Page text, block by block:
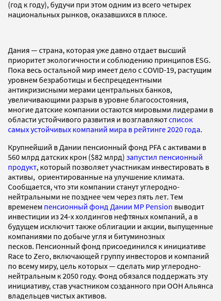
(год к году), будучи при этом одним из всего четырех
национальных рынков, оказавшихся в плюсе.
Дания — страна, которая уже давно отдает высший
приоритет экологичности и соблюдению принципов ESG.
Пока весь остальной мир имеет дело с COVID-19, растущим
уровнем безработицы и беспрецедентными
антикризисными мерами центральных банков,
увеличивающими разрыв в уровне благосостояния,
многие датские компании остаются мировыми лидерами в
области устойчивого развития и возглавляютсписок
самых устойчивых компаний мира в рейтинге 2020 года.
Крупнейший в Дании пенсионный фонд PFA с активами в
560 млрд датских крон ($82 млрд) запустил пенсионный
продукт, который позволяет участникам инвестировать в
активы, ориентированные на улучшение климата.
Сообщается, что эти компании станут углеродно-
нейтральными не позднее чем через пять лет. Тем
временем пенсионный фонд Дании MP Pension выводит
инвестиции из 24-х холдингов нефтяных компаний, а в
будущем исключит также облигации и акции, выпущенные
компаниями по добыче угля и битуминозных
песков. Пенсионный фонд присоединился к инициативе
Race to Zero, включающей группу инвесторов и компаний
по всему миру, цель которых — сделать мир углеродно-
нейтральным к 2050 году. Фонд обязался поддержать эту
инициативу, став участником созданного при ООН Альянса
владельцев чистых активов.